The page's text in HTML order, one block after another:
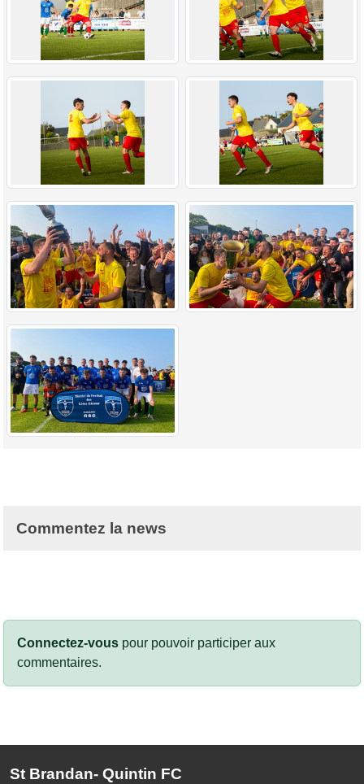
Commentez la news
Connectez-vous pour pouvoir participer aux
commentaires.
St Brandan- Quintin FC